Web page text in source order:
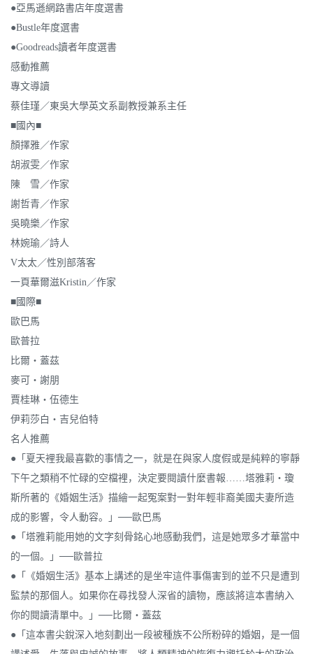
●亞馬遜網路書店年度選書
●Bustle年度選書
●Goodreads讀者年度選書
感動推薦
專文導讀
蔡佳瑾／東吳大學英文系副教授兼系主任
■國內■
顏擇雅／作家
胡淑雯／作家
陳 雪／作家
謝哲青／作家
吳曉樂／作家
林婉瑜／詩人
V太太／性別部落客
一頁華爾滋Kristin／作家
■國際■
歐巴馬
歐普拉
比爾‧蓋茲
麥可‧謝朋
賈桂琳‧伍德生
伊莉莎白‧吉兒伯特
名人推薦
●「夏天裡我最喜歡的事情之一，就是在與家人度假或是純粹的寧靜
下午之類稍不忙碌的空檔裡，決定要閱讀什麼書報……塔雅莉‧瓊
斯所著的《婚姻生活》描繪一起冤案對一對年輕非裔美國夫妻所造
成的影響，令人動容。」──歐巴馬
●「塔雅莉能用她的文字刻骨銘心地感動我們，這是她眾多才華當中
的一個。」──歐普拉
●「《婚姻生活》基本上講述的是坐牢這件事傷害到的並不只是遭到
監禁的那個人。如果你在尋找發人深省的讀物，應該將這本書納入
你的閱讀清單中。」──比爾‧蓋茲
●「這本書尖銳深入地刻劃出一段被種族不公所粉碎的婚姻，是一個